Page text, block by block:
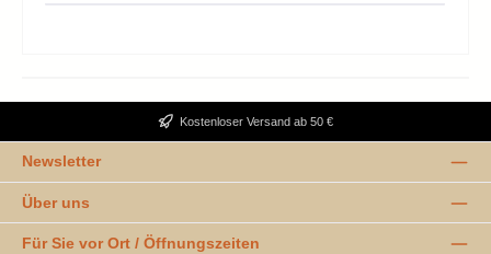
Kostenloser Versand ab 50 €
Newsletter
Über uns
Für Sie vor Ort / Öffnungszeiten